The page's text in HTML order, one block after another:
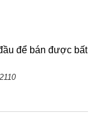
để bán được bất
2110